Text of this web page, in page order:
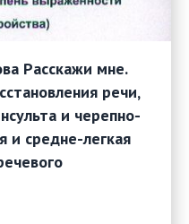
Расскажи мне.
речи,
и черепно-
и средне-легкая